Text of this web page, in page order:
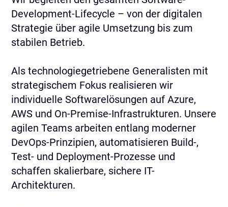
Development-Lifecycle – von der digitalen
Strategie über agile Umsetzung bis zum
stabilen Betrieb.
Als technologiegetriebene Generalisten mit
strategischem Fokus realisieren wir
individuelle Softwarelösungen auf Azure,
AWS und On-Premise-Infrastrukturen. Unsere
agilen Teams arbeiten entlang moderner
DevOps-Prinzipien, automatisieren Build-,
Test- und Deployment-Prozesse und
schaffen skalierbare, sichere IT-
Architekturen.